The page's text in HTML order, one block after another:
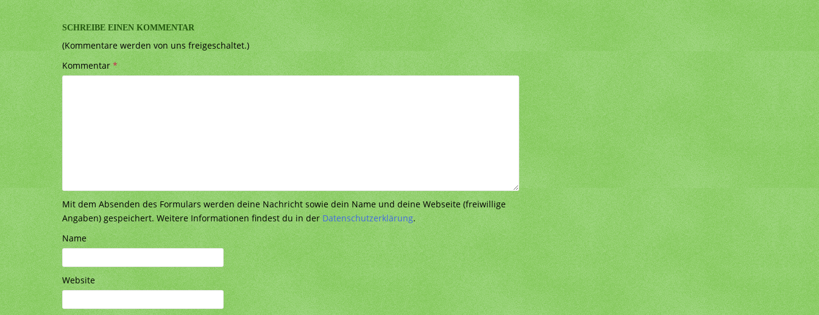
SCHREIBE EINEN KOMMENTAR
(Kommentare werden von uns freigeschaltet.)
Kommentar*
Mit dem Absenden des Formulars werden deine Nachricht sowie dein Name und deine Webseite (freiwillige
Angaben) gespeichert. Weitere Informationen findest du in derDatenschutzerklärung.
Name
Website